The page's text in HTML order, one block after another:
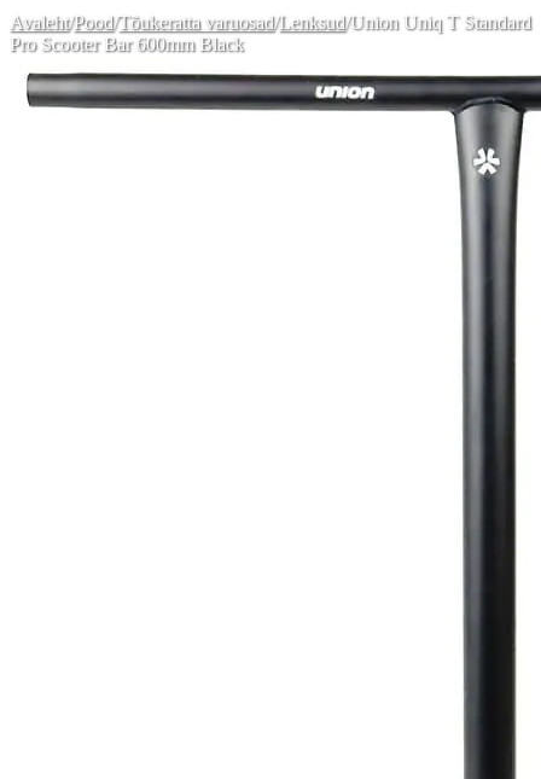
Avaleht/Pood/Tõukeratta varuosad/Lenksud/Union Uniq T Standard
Pro Scooter Bar 600mm Black